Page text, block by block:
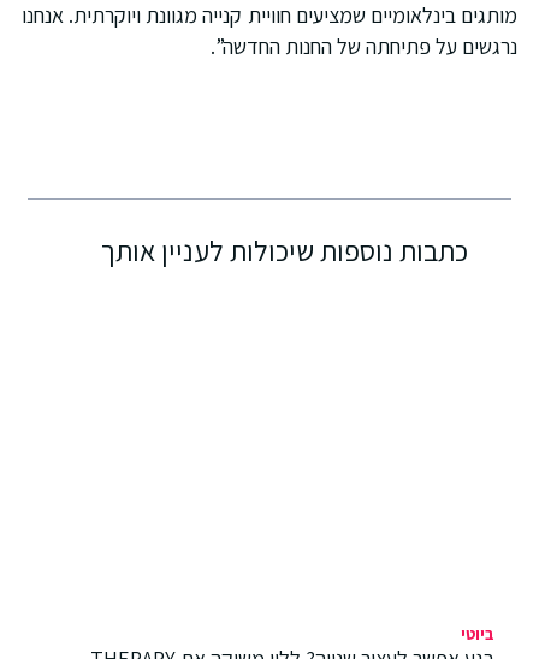
מותגים בינלאומיים שמציעים חוויית קנייה מגוונת ויוקרתית. אנחנו
נרגשים על פתיחתה של החנות החדשה”.
כתבות נוספות שיכולות לעניין אותך
ביוטי